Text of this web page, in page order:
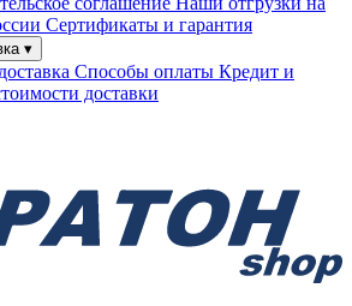
Сертификаты и гарантия
▾
Способы оплаты Кредит и
доставки